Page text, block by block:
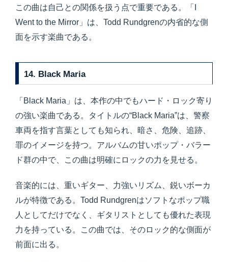
この曲は自己との関係を扱う点で重要である。「I
Went to the Mirror」は、Todd Rundgrenの内省的な側
面を示す楽曲である。
14. Black Maria
「Black Maria」は、本作の中でもハード・ロック寄り
の強い楽曲である。タイトルの“Black Maria”は、警察
車両を指す言葉としても知られ、暗さ、危険、追跡、
罪のイメージを持つ。アルバムの甘いポップ・バラー
ド群の中で、この曲は明確にロックの力を見せる。
音楽的には、重いギター、力強いリズム、鋭いボーカ
ルが特徴である。Todd Rundgrenはソフトなポップ職
人としてだけでなく、ギタリストとしても優れた表現
力を持っている。この曲では、そのロック的な側面が
前面に出る。